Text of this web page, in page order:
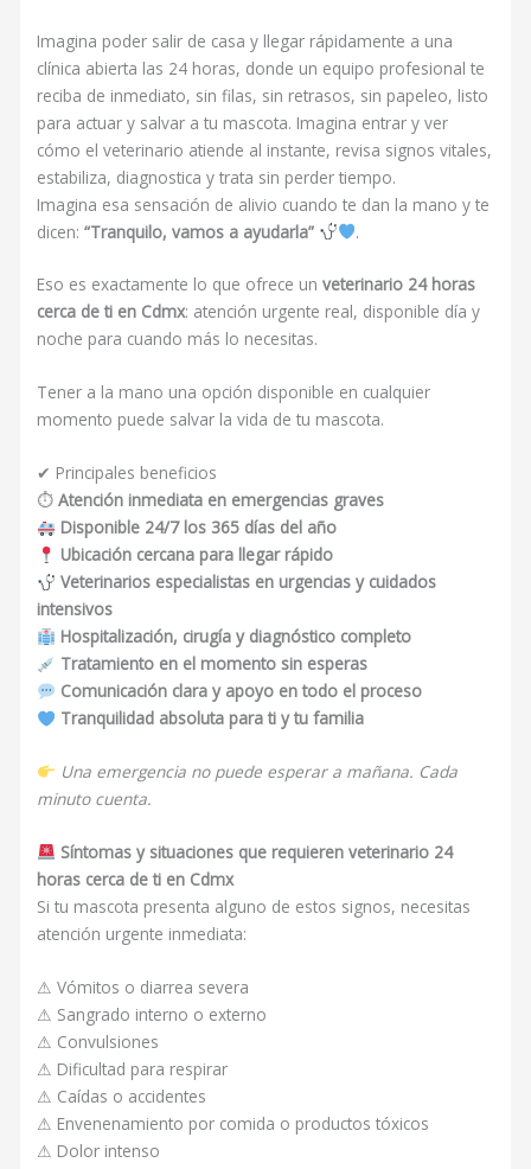
Imagina poder salir de casa y llegar rápidamente a una
clínica abierta las 24 horas, donde un equipo profesional te
reciba de inmediato, sin filas, sin retrasos, sin papeleo, listo
para actuar y salvar a tu mascota. Imagina entrar y ver
cómo el veterinario atiende al instante, revisa signos vitales,
estabiliza, diagnostica y trata sin perder tiempo.
Imagina esa sensación de alivio cuando te dan la mano y te
dicen:“Tranquilo, vamos a ayudarla” .
Eso es exactamente lo que ofrece unveterinario 24 horas
cerca de ti en Cdmx: atención urgente real, disponible día y
noche para cuando más lo necesitas.
Tener a la mano una opción disponible en cualquier
momento puede salvar la vida de tu mascota.
✔ Principales beneficios
⏱Atención inmediata en emergencias graves
Disponible 24/7 los 365 días del año
Ubicación cercana para llegar rápido
Veterinarios especialistas en urgencias y cuidados
intensivos
Hospitalización, cirugía y diagnóstico completo
Tratamiento en el momento sin esperas
Comunicación clara y apoyo en todo el proceso
Tranquilidad absoluta para ti y tu familia
Una emergencia no puede esperar a mañana. Cada
minuto cuenta.
Síntomas y situaciones que requieren veterinario 24
horas cerca de ti en Cdmx
Si tu mascota presenta alguno de estos signos, necesitas
atención urgente inmediata:
⚠ Vómitos o diarrea severa
⚠ Sangrado interno o externo
⚠ Convulsiones
⚠ Dificultad para respirar
⚠ Caídas o accidentes
⚠ Envenenamiento por comida o productos tóxicos
⚠ Dolor intenso